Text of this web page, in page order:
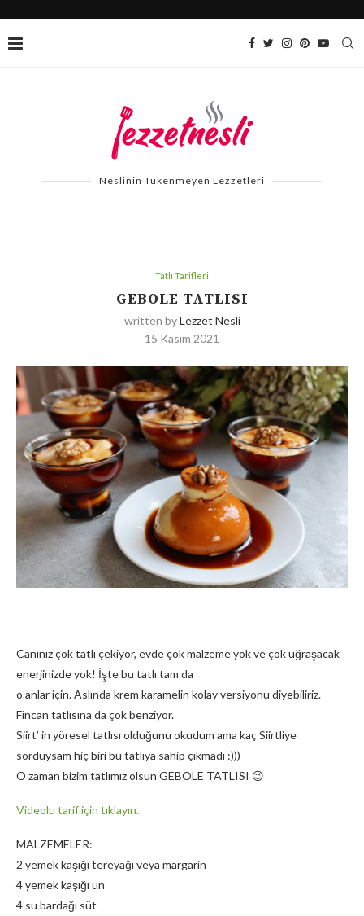
Neslinin Tükenmeyen Lezzetleri
Tatlı Tarifleri
GEBOLE TATLISI
written byLezzet Nesli
15 Kasım 2021
Canınız çok tatlı çekiyor, evde çok malzeme yok ve çok uğraşacak
enerjinizde yok! İşte bu tatlı tam da
o anlar için. Aslında krem karamelin kolay versiyonu diyebiliriz.
Fincan tatlısına da çok benziyor.
Siirt’ in yöresel tatlısı olduğunu okudum ama kaç Siirtliye
sorduysam hiç biri bu tatlıya sahip çıkmadı :)))
O zaman bizim tatlımız olsun GEBOLE TATLISI 😉
Videolu tarif için tıklayın.
MALZEMELER:
2 yemek kaşığı tereyağı veya margarin
4 yemek kaşığı un
4 su bardağı süt